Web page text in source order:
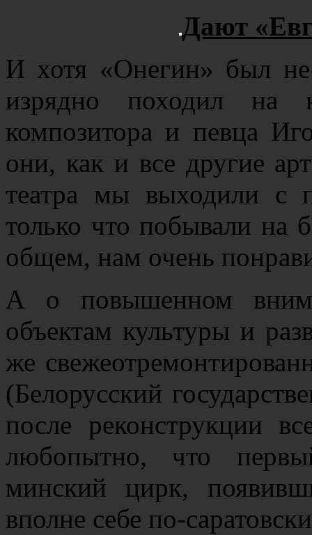
Дают
И хотя «Онегин» был
изрядно походил на
композитора и певца
они, как и все другие
театра мы выходили с
только что побывали на
общем, нам очень
А о повышенном
объектам культуры и
же
(Белорусский
после реконструкции
любопытно, что
минский цирк,
вполне себе по-